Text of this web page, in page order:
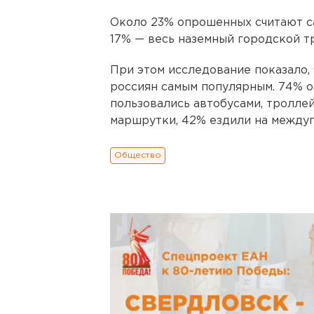
Около 23% опрошенных считают
17% — весь наземный городской
При этом исследование
россиян самым популярным. 74%
пользовались автобусами,
маршрутки, 42% ездили на
Общество